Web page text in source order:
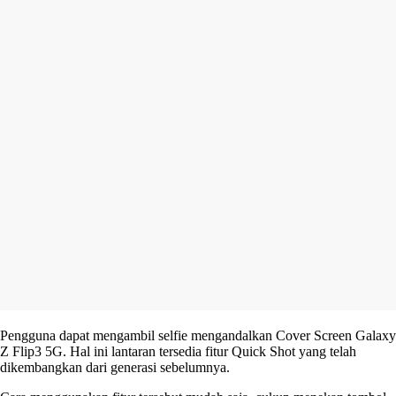
Pengguna dapat mengambil selfie mengandalkan Cover Screen Galaxy
Z Flip3 5G. Hal ini lantaran tersedia fitur Quick Shot yang telah
dikembangkan dari generasi sebelumnya.